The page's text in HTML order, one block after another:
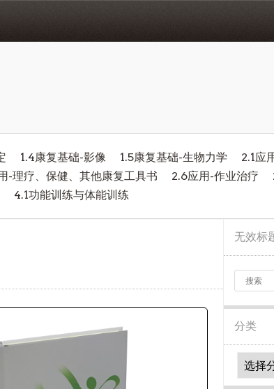
1.4康复基础-影像 1.5康复基础-生物力学
2.1应
-理疗、保健、其他康复工具书 2.6应用-作业治疗
4.1功能训练与体能训练
无效标
分类